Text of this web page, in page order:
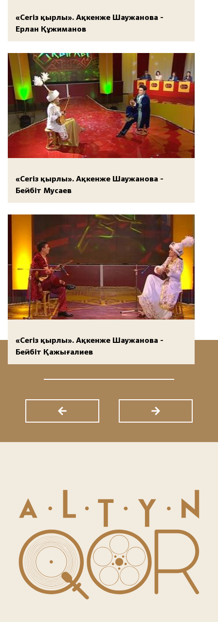
«Сегіз қырлы». Ақкенже Шаужанова -
Ерлан Құжиманов
«Сегіз қырлы». Ақкенже Шаужанова -
Бейбіт Мусаев
«Сегіз қырлы». Ақкенже Шаужанова -
Бейбіт Қажығалиев